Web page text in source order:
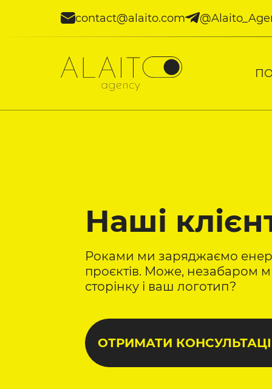
contact@alaito.com
Наші
Роками ми заряджаємо
проєктів. Може, незабаром
сторінку і ваш логотип?
ОТРИМАТИ